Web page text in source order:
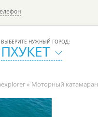
| в России:
ВЫБЕРИТЕ НУЖНЫЙ ГОРОД:
ПХУКЕТ
» Моторный катамаран